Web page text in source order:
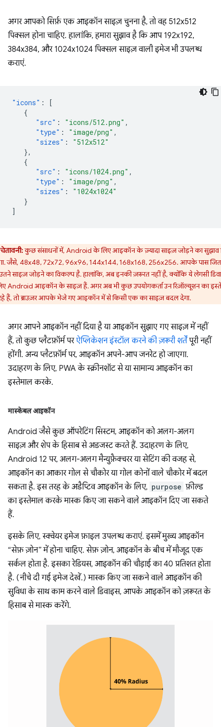
अगर आपको सिर्फ़ एक आइकॉन साइज़ चुनना है, तो वह 512x512
पिक्सल होना चाहिए. हालांकि, हमारा सुझाव है कि आप 192x192,
384x384, और 1024x1024 पिक्सल साइज़ वाली इमेज भी उपलब्ध
कराएं.
"icons" :
[
{
"src" : "icons/512.png" ,
"type" : "image/png" ,
"sizes" :
"512x512"
},
{
"src" : "icons/1024.png" ,
"type" : "image/png" ,
"sizes" :
"1024x1024"
}
]
चेतावनी:कुछ संसाधनों में, Android के लिए आइकॉन के ज़्यादा साइज़ जोड़ने का सुझाव
जैसे, 48x48, 72x72, 96x96, 144x144, 168x168, 256x256. आपके पास
साइज़ जोड़ने का विकल्प है. हालांकि, अब इनकी ज़रूरत नहीं है, क्योंकि ये लेगसी
Android आइकॉन के साइज़ हैं. अगर अब भी कुछ उपयोगकर्ता उन रिज़ॉल्यूशन का
हैं, तो ब्राउज़र आपके भेजे गए आइकॉन में से किसी एक का साइज़ बदल देगा.
अगर आपने आइकॉन नहीं दिया है या आइकॉन सुझाए गए साइज़ में नहीं
हैं, तो कुछ प्लैटफ़ॉर्म परऐप्लिकेशन इंस्टॉल करने की ज़रूरी शर्तेंपूरी नहीं
होंगी. अन्य प्लैटफ़ॉर्म पर, आइकॉन अपने-आप जनरेट हो जाएगा.
उदाहरण के लिए, PWA के स्क्रीनशॉट से या सामान्य आइकॉन का
इस्तेमाल करके.
मास्केबल आइकॉन
Android जैसे कुछ ऑपरेटिंग सिस्टम, आइकॉन को अलग-अलग
साइज़ और शेप के हिसाब से अडजस्ट करते हैं. उदाहरण के लिए,
Android 12 पर, अलग-अलग मैन्युफ़ैक्चरर या सेटिंग की वजह से,
आइकॉन का आकार गोल से चौकोर या गोल कोनों वाले चौकोर में बदल
सकता है. इस तरह के अडैप्टिव आइकॉन के लिए, purpose फ़ील्ड
का इस्तेमाल करके मास्क किए जा सकने वाले आइकॉन दिए जा सकते
हैं.
इसके लिए, स्क्वेयर इमेज फ़ाइल उपलब्ध कराएं. इसमें मुख्य आइकॉन
“सेफ़ ज़ोन” में होना चाहिए. सेफ़ ज़ोन, आइकॉन के बीच में मौजूद एक
सर्कल होता है. इसका रेडियस, आइकॉन की चौड़ाई का 40 प्रतिशत होता
है. (नीचे दी गई इमेज देखें.) मास्क किए जा सकने वाले आइकॉन की
सुविधा के साथ काम करने वाले डिवाइस, आपके आइकॉन को ज़रूरत के
हिसाब से मास्क करेंगे.